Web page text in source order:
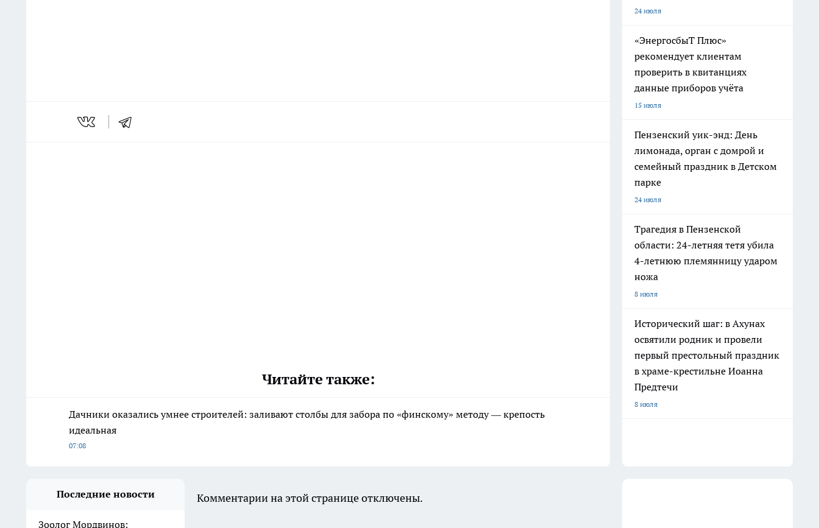
Читайте также:
Дачники оказались умнее строителей: заливают столбы для забора по «финскому» методу — крепость
идеальная
07:08
24 июля
«ЭнергосбыТ Плюс»
рекомендует клиентам
проверить в квитанциях
данные приборов учёта
15 июля
Пензенский уик-энд: День
лимонада, орган с домрой и
семейный праздник в Детском
парке
24 июля
Трагедия в Пензенской
области: 24-летняя тетя убила
4-летнюю племянницу ударом
ножа
8 июля
Исторический шаг: в Ахунах
освятили родник и провели
первый престольный праздник
в храме-крестильне Иоанна
Предтечи
8 июля
Последние новости
Зоолог Мордвинов:
Комментарии на этой странице отключены.